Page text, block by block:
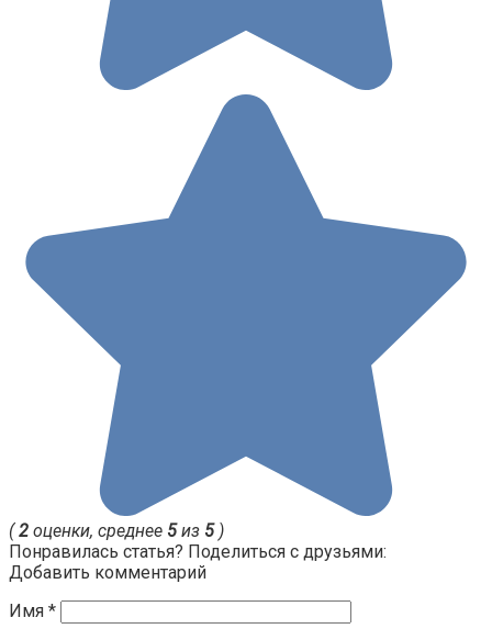
(2 оценки, среднее 5из 5)
Понравилась статья? Поделиться с друзьями:
Добавить комментарий
Имя *